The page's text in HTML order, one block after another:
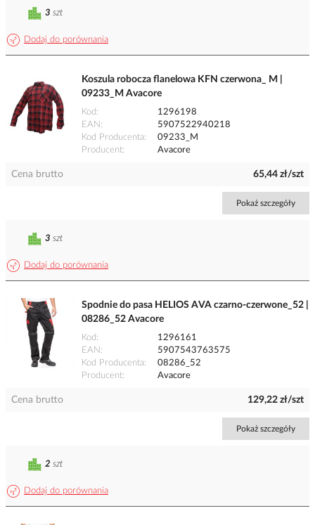
Dodaj do porównania
3 szt
Koszula robocza flanelowa KFN czerwona_ M |
09233_M Avacore
Kod
1296198
EAN
5907522940218
Kod Producenta
09233_M
Producent
Avacore
Cena brutto 65,44 zł/szt
Pokaż szczegóły
Dodaj do porównania
3 szt
Spodnie do pasa HELIOS AVA czarno-czerwone_52 |
08286_52 Avacore
Kod
1296161
EAN
5907543763575
Kod Producenta
08286_52
Producent
Avacore
Cena brutto 129,22 zł/szt
Pokaż szczegóły
Dodaj do porównania
2 szt